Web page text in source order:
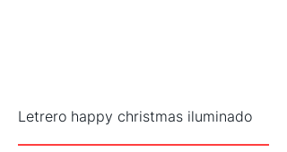
Letrero happy christmas iluminado